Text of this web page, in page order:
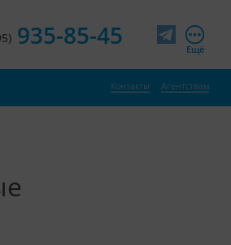
935-85-45 Ещё
Контакты Агентствам